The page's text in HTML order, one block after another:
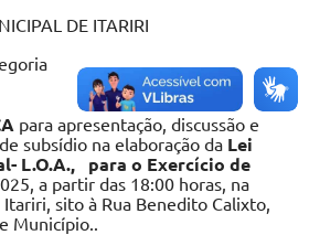
DE ITARIRI
para apresentação, discussão e
subsídio na elaboração da Lei
L.O.A., para o Exercício de
a partir das 18:00 horas, na
sito à Rua Benedito Calixto,
Município..